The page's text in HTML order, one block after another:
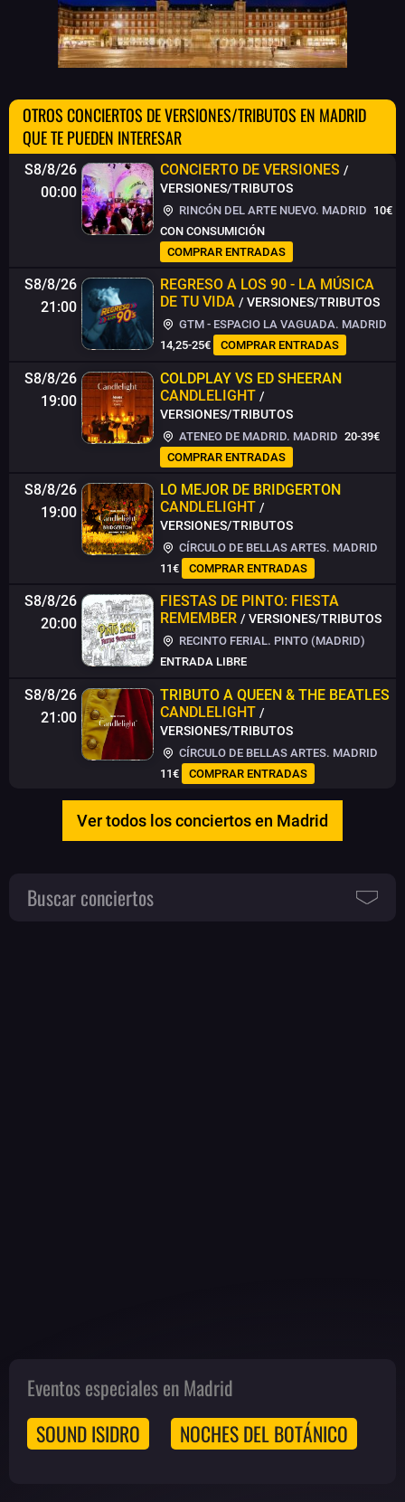
OTROS CONCIERTOS DE VERSIONES/TRIBUTOS EN MADRID
QUE TE PUEDEN INTERESAR
S8/8/26
00:00
CONCIERTO DE VERSIONES /
VERSIONES/TRIBUTOS
RINCÓN DEL ARTE NUEVO. MADRID 10€
CON CONSUMICIÓN
COMPRAR ENTRADAS
S8/8/26
21:00
REGRESO A LOS 90 - LA MÚSICA
DE TU VIDA / VERSIONES/TRIBUTOS
GTM - ESPACIO LA VAGUADA. MADRID
14,25-25€
COMPRAR ENTRADAS
S8/8/26
19:00
COLDPLAY VS ED SHEERAN
CANDLELIGHT /
VERSIONES/TRIBUTOS
ATENEO DE MADRID. MADRID 20-39€
COMPRAR ENTRADAS
S8/8/26
19:00
LO MEJOR DE BRIDGERTON
CANDLELIGHT /
VERSIONES/TRIBUTOS
CÍRCULO DE BELLAS ARTES. MADRID
11€
COMPRAR ENTRADAS
S8/8/26
20:00
FIESTAS DE PINTO: FIESTA
REMEMBER / VERSIONES/TRIBUTOS
RECINTO FERIAL. PINTO (MADRID)
ENTRADA LIBRE
S8/8/26
21:00
TRIBUTO A QUEEN & THE BEATLES
CANDLELIGHT /
VERSIONES/TRIBUTOS
CÍRCULO DE BELLAS ARTES. MADRID
11€
COMPRAR ENTRADAS
Ver todos los conciertos en Madrid
Buscar conciertos
Eventos especiales en Madrid
SOUND ISIDRO
NOCHES DEL BOTÁNICO